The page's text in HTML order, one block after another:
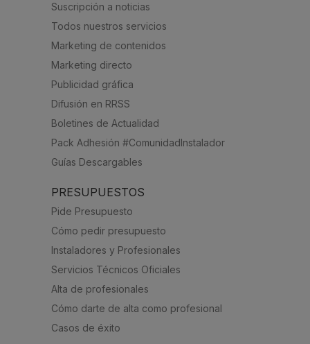
Suscripción a noticias
Todos nuestros servicios
Marketing de contenidos
Marketing directo
Publicidad gráfica
Difusión en RRSS
Boletines de Actualidad
Pack Adhesión #ComunidadInstalador
Guías Descargables
PRESUPUESTOS
Pide Presupuesto
Cómo pedir presupuesto
Instaladores y Profesionales
Servicios Técnicos Oficiales
Alta de profesionales
Cómo darte de alta como profesional
Casos de éxito